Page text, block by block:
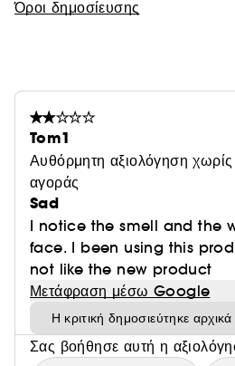
Όροι δημοσίευσης
Tom1
Αυθόρμητη αξιολόγηση χωρίς
αγοράς
Sad
I notice the smell and the
face. I been using this
not like the new product
Μετάφραση μέσω Google
Η κριτική δημοσιεύτηκε
Σας βοήθησε αυτή η